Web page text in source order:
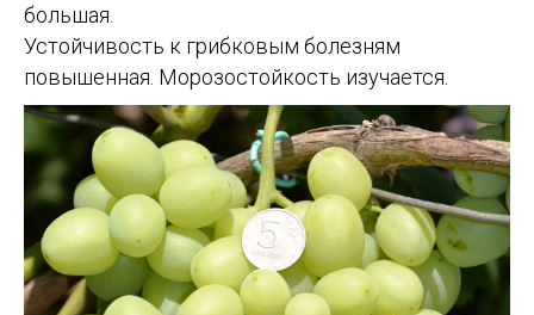
большая.
Устойчивость к грибковым болезням
повышенная. Морозостойкость изучается.